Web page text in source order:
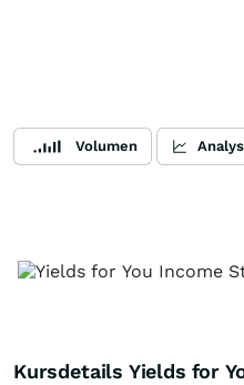
Volumen
Kursdetails Yields for